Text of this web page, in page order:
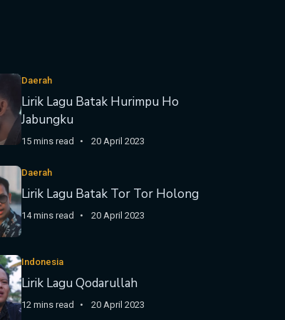
Daerah
Lirik Lagu Batak Hurimpu Ho
Jabungku
15 mins read 20 April 2023
Daerah
Lirik Lagu Batak Tor Tor Holong
14 mins read 20 April 2023
Indonesia
Lirik Lagu Qodarullah
12 mins read 20 April 2023